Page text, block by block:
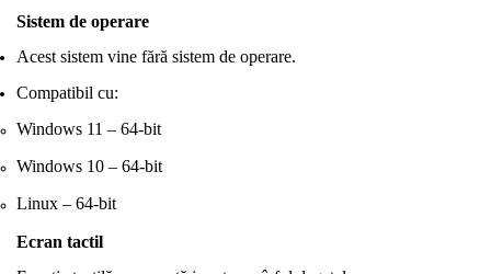
Sistem de operare
Acest sistem vine fără sistem de operare.
Compatibil cu:
Windows 11 – 64-bit
Windows 10 – 64-bit
Linux – 64-bit
Ecran tactil